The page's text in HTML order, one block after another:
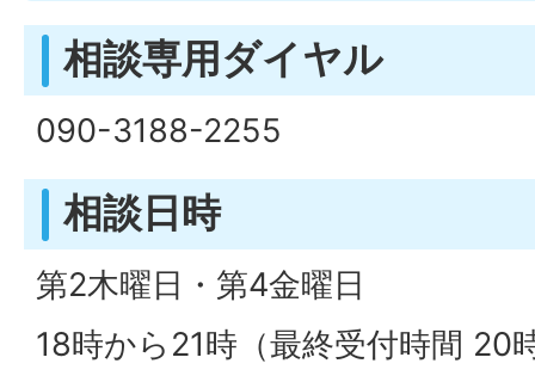
相談専用ダイヤル
090-3188-2255
相談日時
第2木曜日・第4金曜日
18時から21時（最終受付時間 20